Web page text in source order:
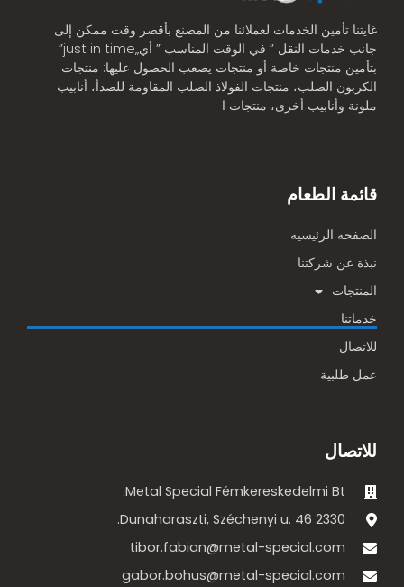
غايتنا تأمين الخدمات لعملائنا من المصنع بأقصر وقت ممكن إلى
جانب خدمات النقل ” في الوقت المناسب ” أي„just in time”
بتأمين منتجات خاصة أو منتجات يصعب الحصول عليها: منتجات
الكربون الصلب، منتجات الفولاذ الصلب المقاومة للصدأ، أنابيب
ملونة وأنابيب أخرى، منتجات ا
قائمة الطعام
الصفحه الرئيسيه
نبذة عن شركتنا
المنتجات
خدماتنا
للاتصال
عمل طلبية
للاتصال
Metal Special Fémkereskedelmi Bt.
2330 Dunaharaszti, Széchenyi u. 46.
tibor.fabian@metal-special.com
gabor.bohus@metal-special.com